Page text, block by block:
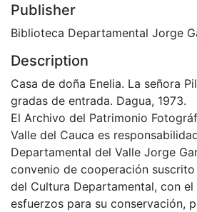
Publisher
Biblioteca Departamental Jorge
Description
Casa de doña Enelia. La señora
gradas de entrada. Dagua, 1973.
El Archivo del Patrimonio
Valle del Cauca es
Departamental del Valle Jorge
convenio de cooperación
del Cultura Departamental, con el
esfuerzos para su conservación,